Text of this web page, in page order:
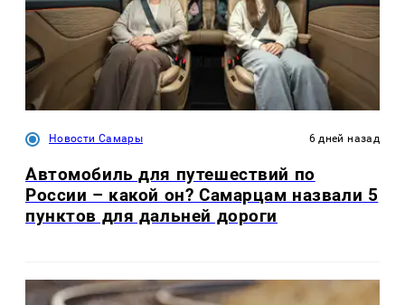
Новости Самары 6 дней назад
Автомобиль для путешествий по
России – какой он? Самарцам назвали 5
пунктов для дальней дороги